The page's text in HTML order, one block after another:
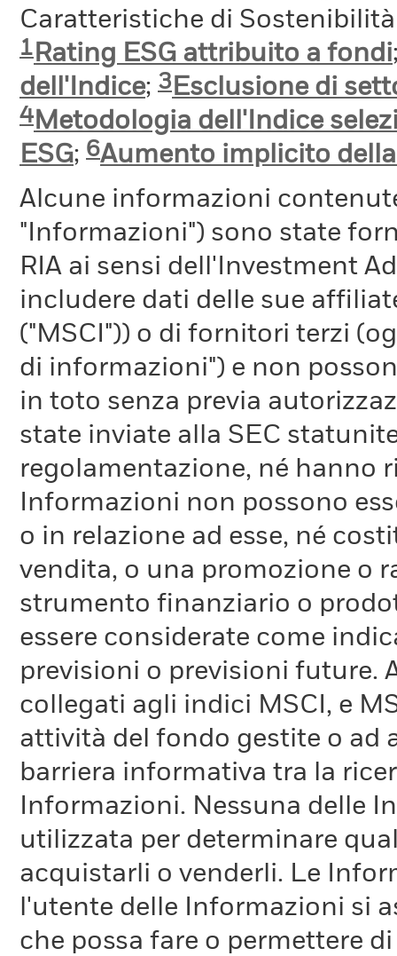
Caratteristiche di
1Rating ESG attribuito a fondi
dell'Indice; 3Esclusione di
4Metodologia dell'Indice
ESG; 6Aumento implicito
Alcune informazioni
"Informazioni") sono state
RIA ai sensi dell'Investment
includere dati delle sue
("MSCI")) o di fornitori terzi
di informazioni") e non
in toto senza previa
state inviate alla SEC
regolamentazione, né hanno
Informazioni non possono
o in relazione ad esse, né
vendita, o una promozione o
strumento finanziario o
essere considerate come
previsioni o previsioni future.
collegati agli indici MSCI, e
attività del fondo gestite o ad
barriera informativa tra la
Informazioni. Nessuna delle
utilizzata per determinare
acquistarli o venderli. Le
l'utente delle Informazioni si
che possa fare o permettere